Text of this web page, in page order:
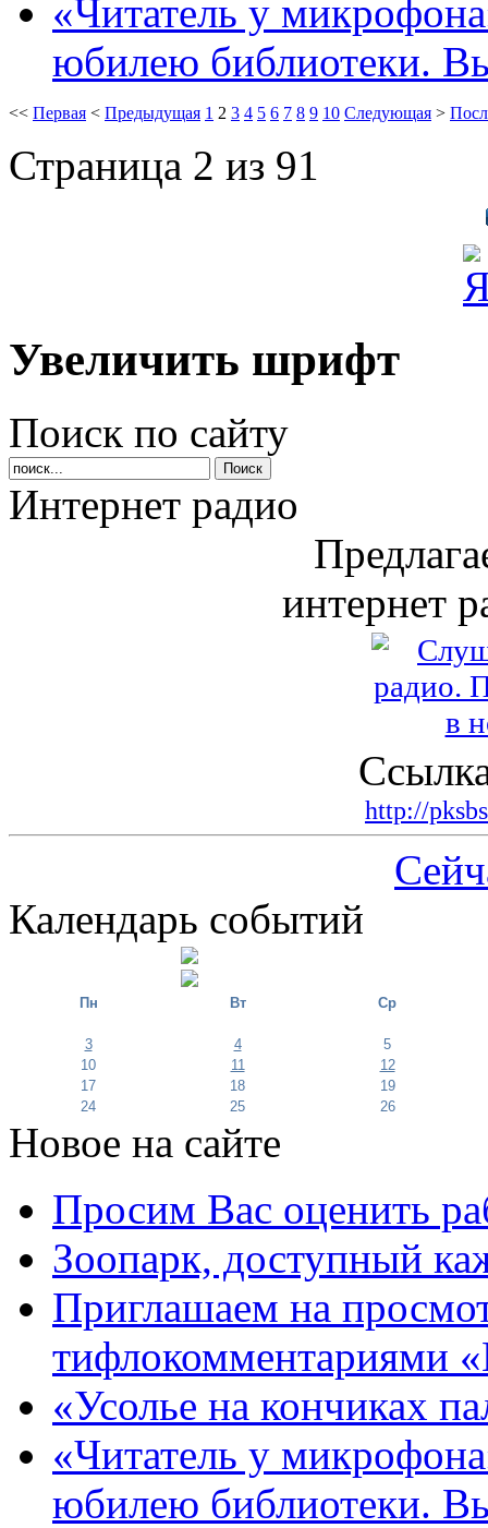
«Читатель у
юбилею библиотеки.
<< Первая < Предыдущая 1 2 3 4 5 6 7 8 9 10 Следующая >
Страница 2 из 91
Увеличить шрифт
Поиск по сайту
Интернет радио
интернет
http://
Календарь событий
Пн Вт Ср
3 4
5
10
11
12
17
18
19
24
25 26
Новое на сайте
Просим Вас оценить
Зоопарк, доступный
Приглашаем на
тифлокомментариями
«Усолье на кончиках
«Читатель у
юбилею библиотеки.